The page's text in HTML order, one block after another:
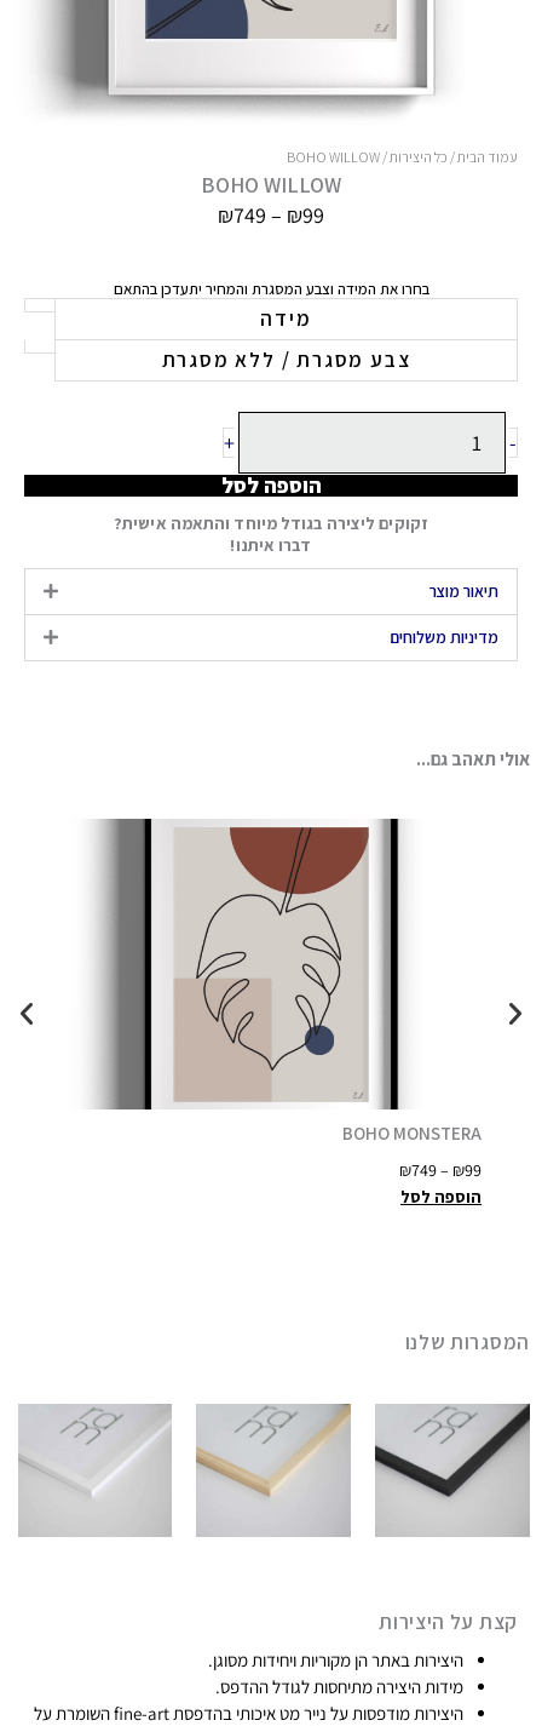
עמוד הבית / כל היצירות / BOHO WILLOW
BOHO WILLOW
₪99
–
₪749
בחרו את המידה וצבע המסגרת והמחיר יתעדכן בהתאם
מידה
צבע מסגרת / ללא מסגרת
-
של
+
הוספה לסל
זקוקים ליצירה בגודל מיוחד והתאמה אישית?
דברו איתנו!
תיאור מוצר
מדיניות משלוחים
אולי תאהב גם...
BOHO MONSTERA
₪99
–
₪749
ם
9
ד
הוספה לסל
המסגרות שלנו
קצת על היצירות
היצירות באתר הן מקוריות ויחידות מסוגן​.
מידות היצירה מתיחסות לגודל ההדפס.
היצירות מודפסות על נייר מט איכותי בהדפסת fine-art​ השומרת על